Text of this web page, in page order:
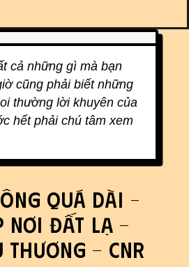
cả những gì mà bạn
cũng phải biết những
thường lời khuyên của
hết phải chú tâm xem
quá dài –
nơi đất lạ -
Thương - CNR